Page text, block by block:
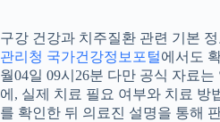
구강 건강과 치주질환 관련 기본
관리청 국가건강정보포털에서도
월04일 09시26분 다만 공식 자료
에, 실제 치료 필요 여부와 치료 방
를 확인한 뒤 의료진 설명을 통해